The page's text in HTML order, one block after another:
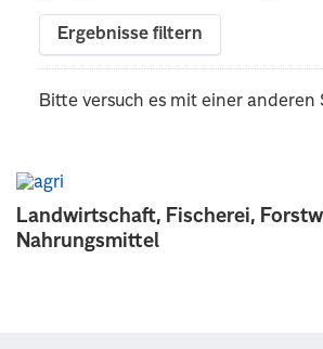
Landwirtschaft, Fischerei,
Nahrungsmittel
Ergebnisse filtern
Bitte versuch es mit einer anderen